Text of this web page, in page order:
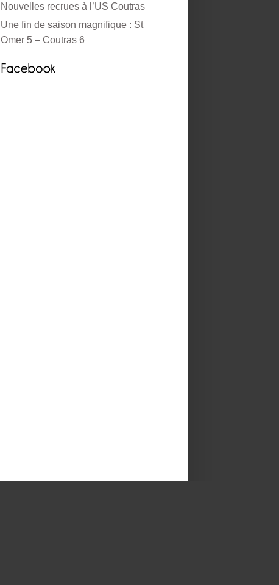
Nouvelles recrues à l’US Coutras
Une fin de saison magnifique : St
Omer 5 – Coutras 6